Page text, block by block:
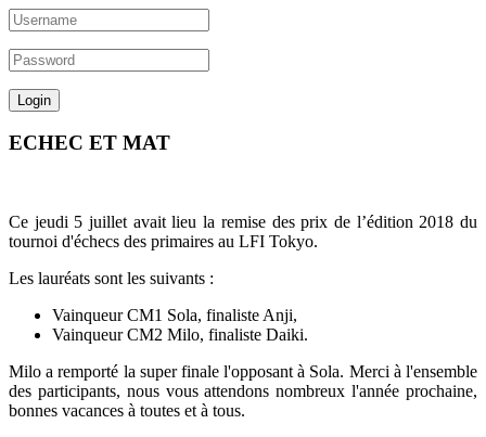
ECHEC ET MAT
Ce jeudi 5 juillet avait lieu la remise des prix de l’édition 2018 du
tournoi d'échecs des primaires au LFI Tokyo.
Les lauréats sont les suivants :
Vainqueur CM1 Sola, finaliste Anji,
Vainqueur CM2 Milo, finaliste Daiki.
Milo a remporté la super finale l'opposant à Sola. Merci à l'ensemble
des participants, nous vous attendons nombreux l'année prochaine,
bonnes vacances à toutes et à tous.